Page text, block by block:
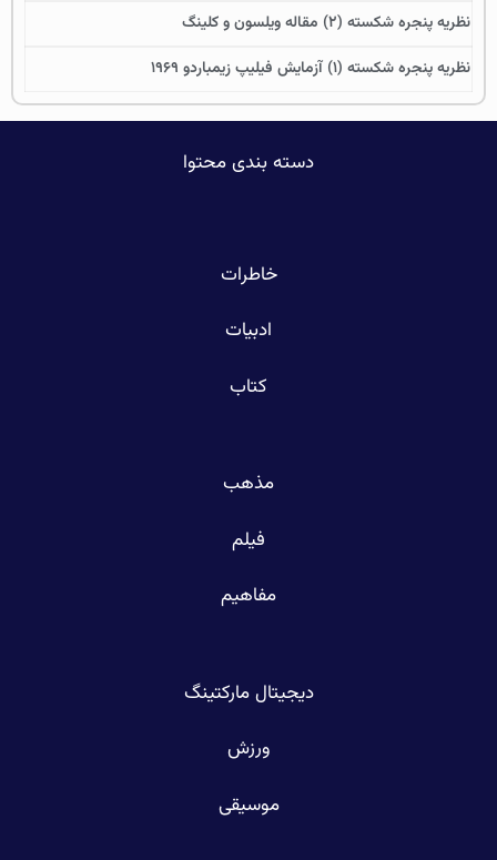
نظریه پنجره شکسته (۲) مقاله ویلسون و کلینگ
نظریه پنجره شکسته (۱) آزمایش فیلیپ زیمباردو ۱۹۶۹
دسته بندی محتوا
خاطرات
ادبیات
کتاب
مذهب
فیلم
مفاهیم
دیجیتال مارکتینگ
ورزش
موسیقی